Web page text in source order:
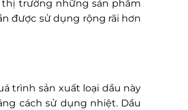
trường những sản phẩm
được sử dụng rộng rãi hơn
trình sản xuất loại dầu này
cách sử dụng nhiệt. Dầu